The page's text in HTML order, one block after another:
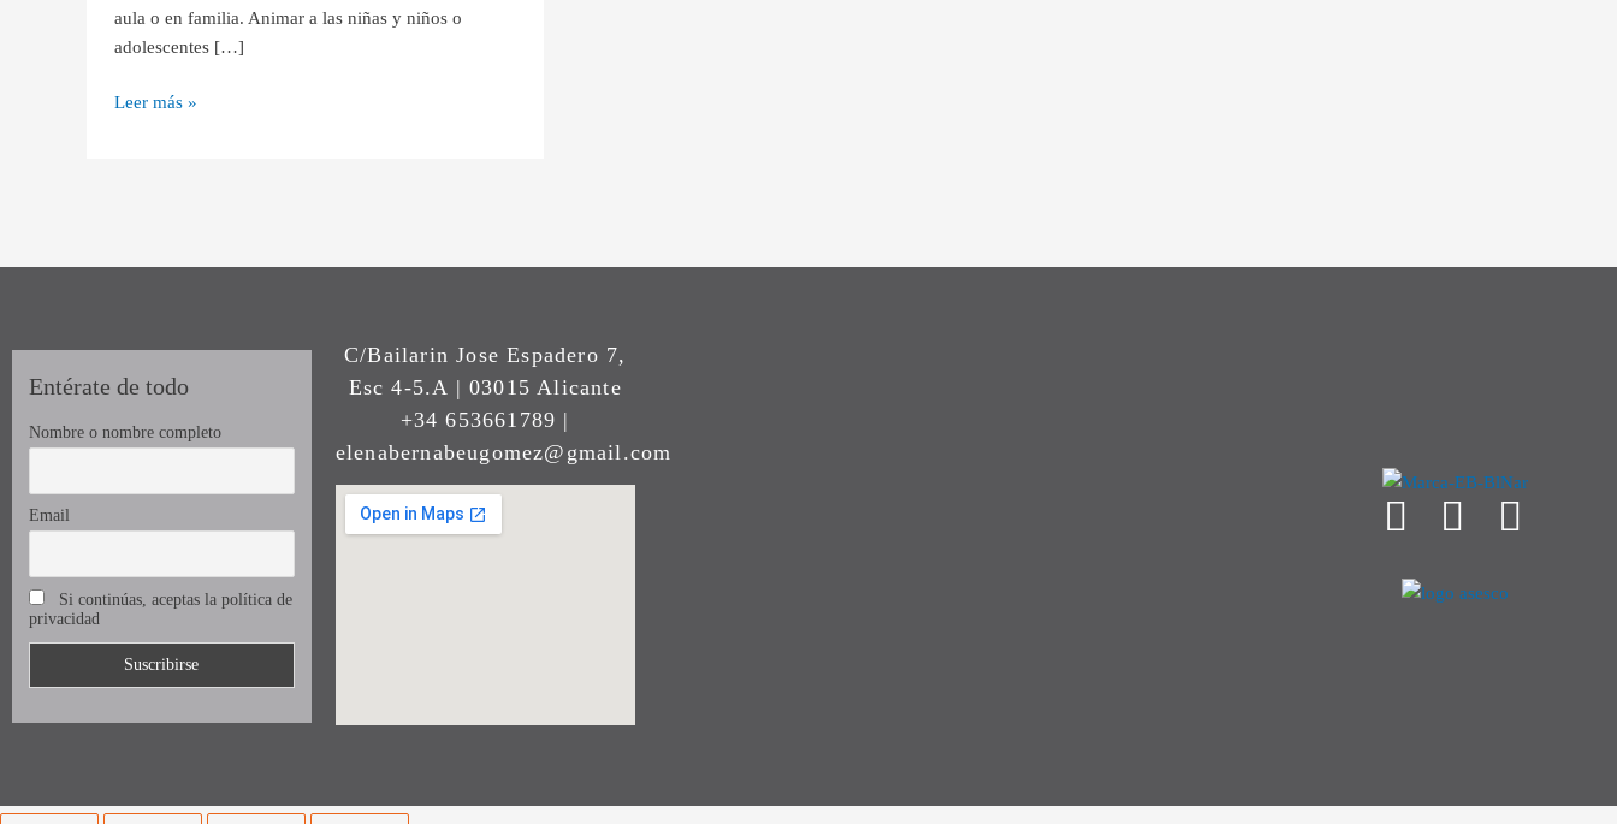
aula o en familia. Animar a las niñas y niños o
adolescentes […]
Leer más »
Entérate de todo
Nombre o nombre completo
Email
Si continúas, aceptas la política de
privacidad
C/Bailarin Jose Espadero 7,
Esc 4-5.A | 03015 Alicante
+34 653661789 |
elenabernabeugomez@gmail.com